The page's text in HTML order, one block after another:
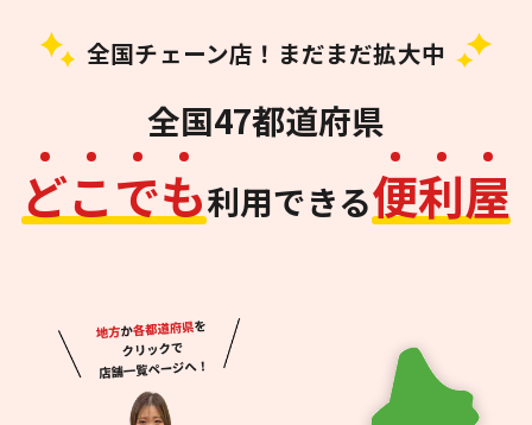
全国チェーン店！まだまだ拡大中
全国47都道府県
どこでも利用できる便利屋